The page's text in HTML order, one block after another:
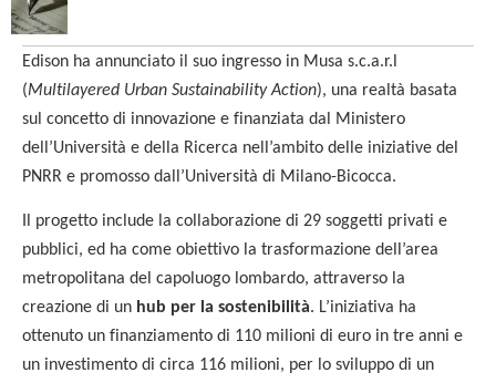
Edison ha annunciato il suo ingresso in Musa s.c.a.r.l
(Multilayered Urban Sustainability Action), una realtà basata
sul concetto di innovazione e finanziata dal Ministero
dell’Università e della Ricerca nell’ambito delle iniziative del
PNRR e promosso dall’Università di Milano-Bicocca.
Il progetto include la collaborazione di 29 soggetti privati e
pubblici, ed ha come obiettivo la trasformazione dell’area
metropolitana del capoluogo lombardo, attraverso la
creazione di un hub per la sostenibilità. L’iniziativa ha
ottenuto un finanziamento di 110 milioni di euro in tre anni e
un investimento di circa 116 milioni, per lo sviluppo di un